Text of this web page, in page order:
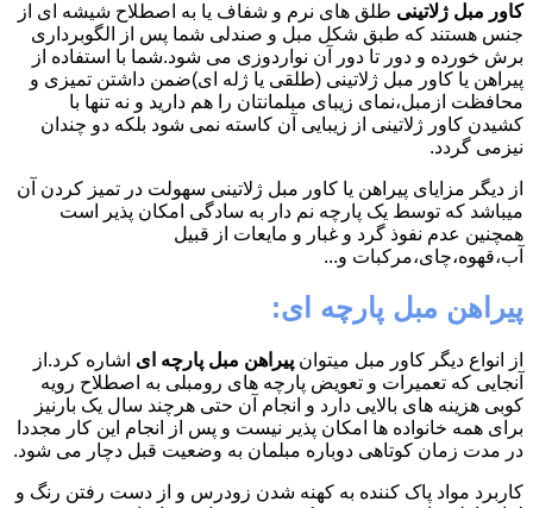
کاور مبل ژلاتینی طلق های نرم و شفاف یا به اصطلاح شیشه ای از
جنس هستند که طبق شکل مبل و صندلی شما پس از الگوبرداری
برش خورده و دور تا دور آن نواردوزی می شود.شما با استفاده از
پیراهن یا کاور مبل ژلاتینی (طلقی یا ژله ای)ضمن داشتن تمیزی و
محافظت ازمبل،نمای زیبای مبلمانتان را هم دارید و نه تنها با
کشیدن کاور ژلاتینی از زیبایی آن کاسته نمی شود بلکه دو چندان
نیزمی گردد.
از دیگر مزایای پیراهن یا کاور مبل ژلاتینی سهولت در تمیز کردن آن
میباشد که توسط یک پارچه نم دار به سادگی امکان پذیر است
همچنین عدم نفوذ گرد و غبار و مایعات از قبیل
آب،قهوه،چای،مرکبات و...
پیراهن مبل پارچه ای:
از انواع دیگر کاور مبل میتوان پیراهن مبل پارچه ای اشاره کرد.از
آنجایی که تعمیرات و تعویض پارچه های رومبلی به اصطلاح رویه
کوبی هزینه های بالایی دارد و انجام آن حتی هرچند سال یک بارنیز
برای همه خانواده ها امکان پذیر نیست و پس از انجام این کار مجددا
در مدت زمان کوتاهی دوباره مبلمان به وضعیت قبل دچار می شود.
کاربرد مواد پاک کننده به کهنه شدن زودرس و از دست رفتن رنگ و